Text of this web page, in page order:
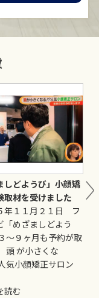
しどようび」小顔矯
取材を受けました
年１１月２１日 フ
「めざましどよう
〜９ヶ月も予約が取
頭 が小さくな
気小顔矯正サロン
読む